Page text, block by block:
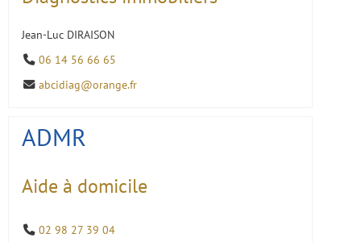
Jean-Luc DIRAISON
06 14 56 66 65
abcidiag@orange.fr
ADMR
Aide à domicile
02 98 27 39 04